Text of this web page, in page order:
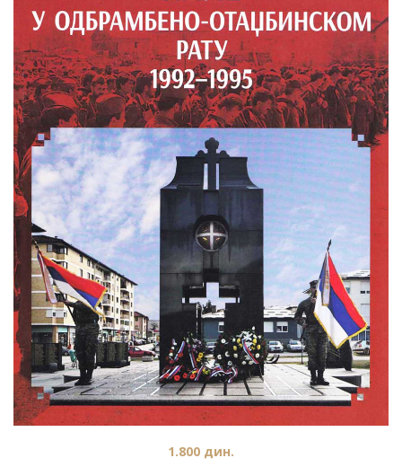
1.800 дин.